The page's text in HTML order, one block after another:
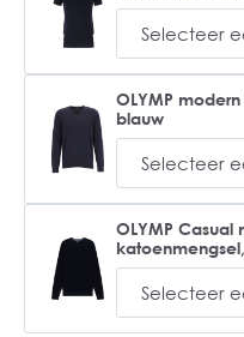
OLYMP
blauw
OLYMP Casual